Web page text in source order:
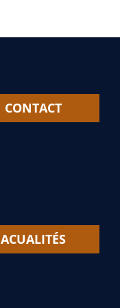
CONTACT
ACUALITÉS